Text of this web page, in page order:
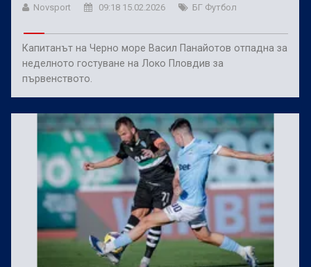
Novsport 09:18 15.02.2026 БГ Футбол
Капитанът на Черно море Васил Панайотов отпадна за
неделното гостуване на Локо Пловдив за
първенството.